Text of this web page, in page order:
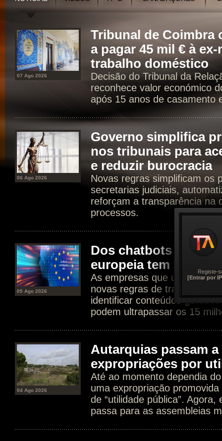
07 Ago 2026
Tribunal de Coimbra
a pagar 45 mil € à
trabalho doméstico
Decisão do Tribunal da
reconhece valor económico
após 15 anos de casamento
06 Ago 2026
Governo simplifica
nos tribunais para
e reduzir burocracia
Novas regras simplificam os
secretarias judiciais,
reforçam a transparência na
processos.
05 Ago 2026
Dos chatbots aos
europeia tem agora
As empresas que usam IA
novas regras de
identificar conteúdos
podem ultrapassar os 15
04 Ago 2026
Autarquias passam
expropriações por
Até ao momento dependia
uma expropriação
de “utilidade pública”. Agora,
passa para as assembleias
Registe-
[Entrar por